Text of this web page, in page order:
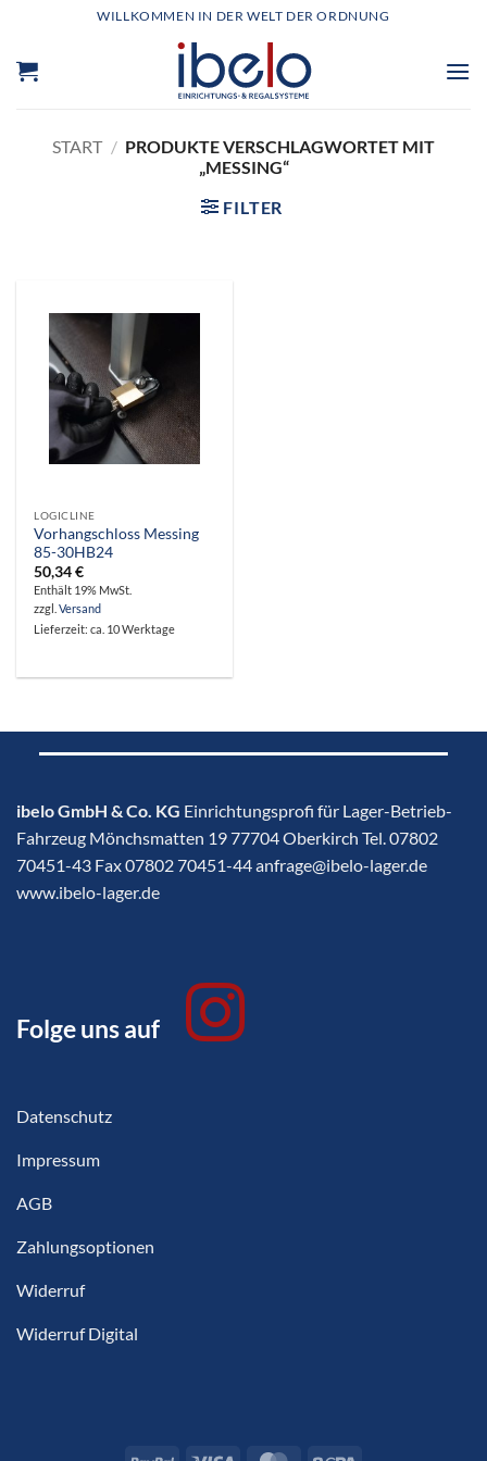
springen
WILLKOMMEN IN DER WELT DER ORDNUNG
START / PRODUKTE VERSCHLAGWORTET MIT
„MESSING“
FILTER
LOGICLINE
Vorhangschloss Messing
85-30HB24
50,34€
Enthält 19% MwSt.
zzgl.Versand
Lieferzeit: ca. 10 Werktage
ibelo GmbH & Co. KG Einrichtungsprofi für Lager-Betrieb-
Fahrzeug Mönchsmatten 19 77704 Oberkirch Tel. 07802
70451-43 Fax 07802 70451-44 anfrage@ibelo-lager.de
www.ibelo-lager.de
Folge uns auf
Datenschutz
Impressum
AGB
Zahlungsoptionen
Widerruf
Widerruf Digital